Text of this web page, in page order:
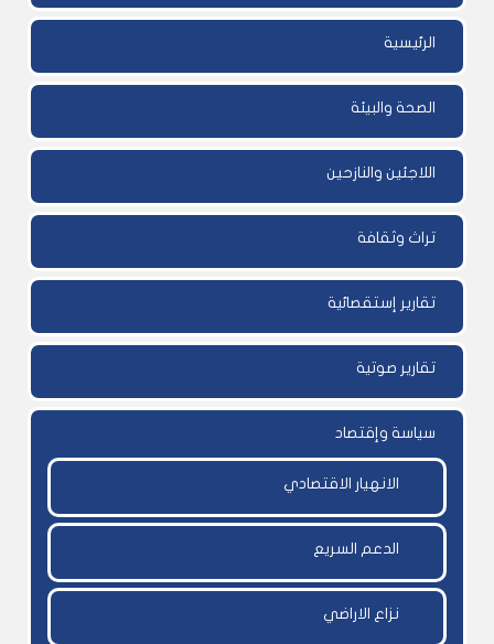
الرئيسية
الصحة والبيئة
اللاجئين والنازحين
تراث وثقافة
تقارير إستقصائية
تقارير صوتية
سياسة وإقتصاد
الانهيار الاقتصادي
الدعم السريع
نزاع الاراضي